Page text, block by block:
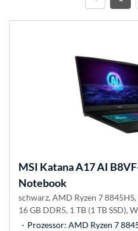
MSI Katana A17 AI
Notebook
schwarz, AMD Ryzen 7
16 GB DDR5, 1 TB (1 TB SSD),
Prozessor: AMD Ryzen 7